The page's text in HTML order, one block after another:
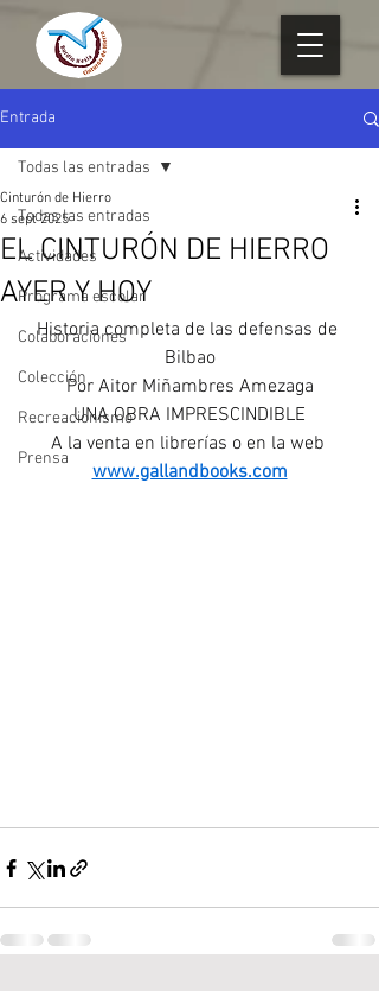
Entrada
Todas las entradas
Actividades
Programa escolar
Colaboraciones
Colección
Recreacionismo
Prensa
Todas las entradas
EL CINTURÓN DE HIERRO
AYER Y HOY
Cinturón de Hierro
6 sept 2025
Historia completa de las defensas de
Bilbao
Por Aitor Miñambres Amezaga
UNA OBRA IMPRESCINDIBLE
A la venta en librerías o en la web
www.gallandbooks.com